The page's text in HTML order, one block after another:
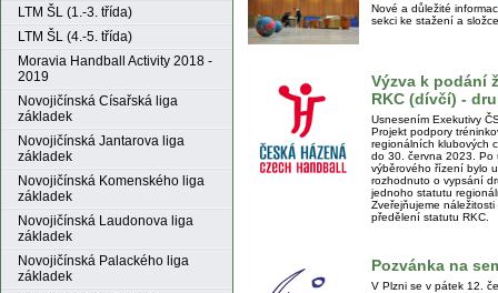
LTM ŠL (1.-3. třída)
LTM ŠL (4.-5. třída)
Moravia Handball Activity 2018 -
2019
Novojičínská Císařská liga
základek
Novojičínská Jantarova liga
základek
Novojičínská Komenského liga
základek
Novojičínská Laudonova liga
základek
Novojičínská Palackého liga
základek
Nové a důležité
sekci ke stažení a
Výzva k podání
RKC (dívčí) -
Usnesením Exekutivy
Projekt podpory
regionálních klubových
do 30. června 2023. Po
výběrového řízení bylo
rozhodnuto o vypsání
jednoho statutu
Zveřejňujeme
předělení statutu RKC.
Pozvánka na
V Plzni se v pátek 12.